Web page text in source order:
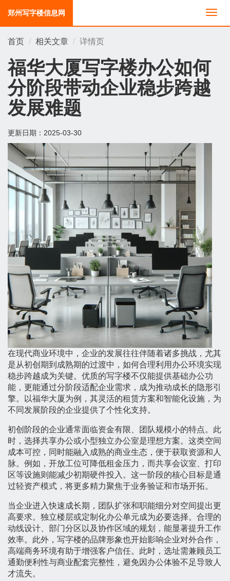
切
换
郑州写字楼信息网
首页 相关文章 详情页
福华大厦写字楼办公如何
分阶段带动企业稳步跨越
发展难题
更新日期： 2025-03-30
在现代商业环境中，企业的发展往往伴随着诸多挑战，尤其
是从初创期到成熟期的过渡中，如何合理利用办公环境实现
稳步跨越成为关键。优质的写字楼不仅能提供基础办公功
能，更能通过分阶段适配企业需求，成为推动成长的隐形引
擎。以福华大厦为例，其灵活的租赁方案和智能化设施，为
不同发展阶段的企业提供了个性化支持。
初创阶段的企业通常面临资金有限、团队规模小的特点。此
时，选择共享办公或小型独立办公室是理想方案。这类空间
成本可控，同时能融入成熟的商业生态，便于获取资源和人
脉。例如，开放工位可降低租金压力，而共享会议室、打印
区等设施则能减少初期硬件投入。这一阶段的核心目标是通
过轻资产模式，将更多精力聚焦于业务验证和市场开拓。
当企业进入快速成长期，团队扩张和职能细分对空间提出更
高要求。独立楼层或定制化办公单元成为必要选择。合理的
动线设计、部门分区以及协作区域的规划，能显著提升工作
效率。此外，写字楼的品牌形象也开始影响企业对外合作，
高端商务环境有助于增强客户信任。此时，选址需兼顾员工
通勤便利性与商业配套完整性，避免因办公体验不足导致人
才流失。